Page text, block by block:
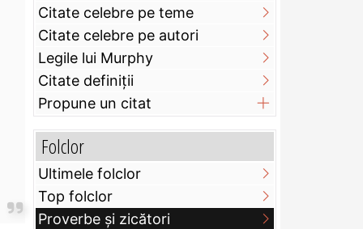
Citate celebre pe teme
Citate celebre pe autori
Legile lui Murphy
Citate definiţii
Propune un citat
Folclor
Ultimele folclor
Top folclor
Proverbe și zicători